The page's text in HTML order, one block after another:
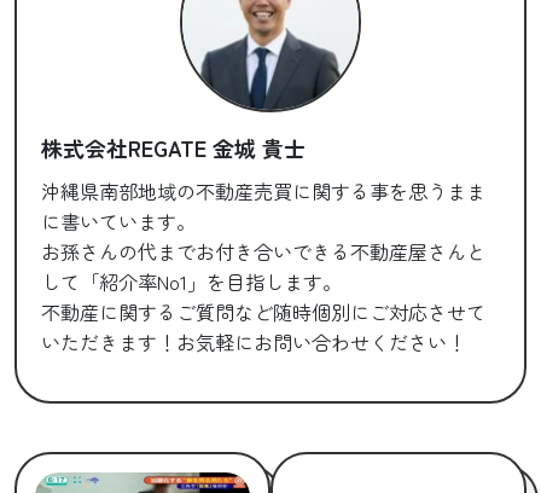
株式会社REGATE 金城 貴士
沖縄県南部地域の不動産売買に関する事を思うまま
に書いています。
お孫さんの代までお付き合いできる不動産屋さんと
して「紹介率No1」を目指します。
不動産に関するご質問など随時個別にご対応させて
いただきます！お気軽にお問い合わせください！